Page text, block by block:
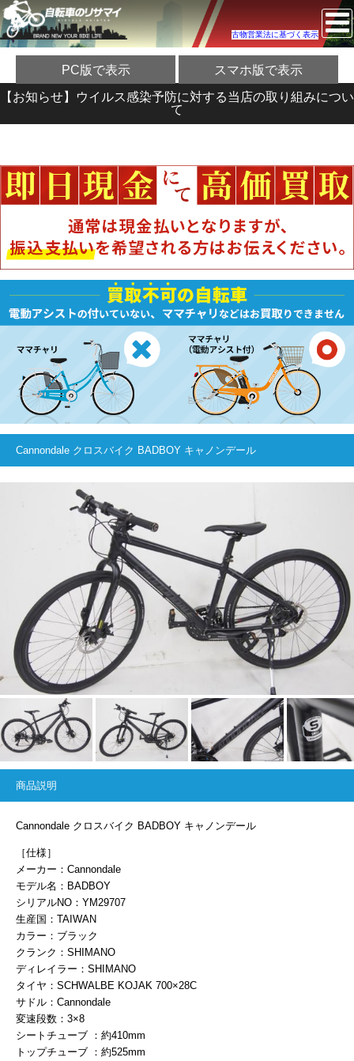
古物営業法に基づく表示
PC版で表示 スマホ版で表示
【お知らせ】ウイルス感染予防に対する当店の取り組みについ
て
Cannondale クロスバイク BADBOY キャノンデール
商品説明
Cannondale クロスバイク BADBOY キャノンデール
［仕様］
メーカー：Cannondale
モデル名：BADBOY
シリアルNO：YM29707
生産国：TAIWAN
カラー：ブラック
クランク：SHIMANO
ディレイラー：SHIMANO
タイヤ：SCHWALBE KOJAK 700×28C
サドル：Cannondale
変速段数：3×8
シートチューブ ：約410mm
トップチューブ ：約525mm